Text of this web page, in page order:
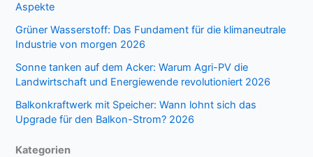
Aspekte
Grüner Wasserstoff: Das Fundament für die klimaneutrale
Industrie von morgen 2026
Sonne tanken auf dem Acker: Warum Agri-PV die
Landwirtschaft und Energiewende revolutioniert 2026
Balkonkraftwerk mit Speicher: Wann lohnt sich das
Upgrade für den Balkon-Strom? 2026
Kategorien